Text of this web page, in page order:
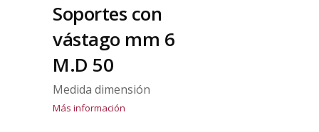
Soportes con
vástago mm 6
M.D 50
Medida dimensión
Más información